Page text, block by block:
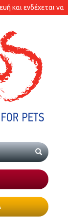
και ενδέχεται να
προϊόντων.